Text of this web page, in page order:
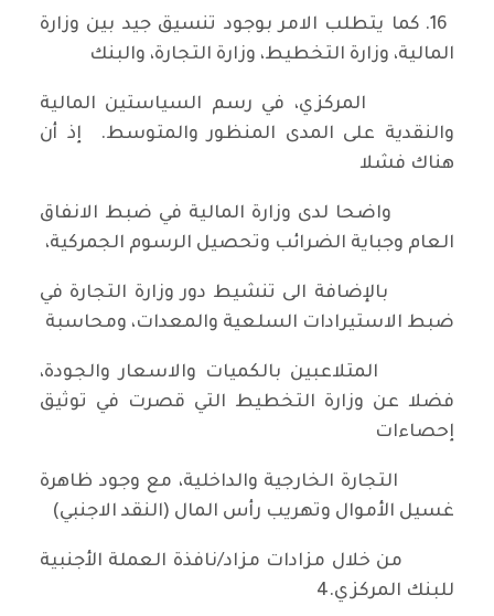
16. كما يتطلب الامر بوجود تنسيق جيد بين وزارة
المالية، وزارة التخطيط، وزارة التجارة، والبنك
المركزي، في رسم السياستين المالية
والنقدية على المدى المنظور والمتوسط. إذ أن
هناك فشلا
واضحا لدى وزارة المالية في ضبط الانفاق
العام وجباية الضرائب وتحصيل الرسوم الجمركية،
بالإضافة الى تنشيط دور وزارة التجارة في
ضبط الاستيرادات السلعية والمعدات، ومحاسبة
المتلاعبين بالكميات والاسعار والجودة،
فضلا عن وزارة التخطيط التي قصرت في توثيق
إحصاءات
التجارة الخارجية والداخلية، مع وجود ظاهرة
غسيل الأموال وتهريب رأس المال (النقد الاجنبي)
من خلال مزادات مزاد/نافذة العملة الأجنبية
للبنك المركزي.4